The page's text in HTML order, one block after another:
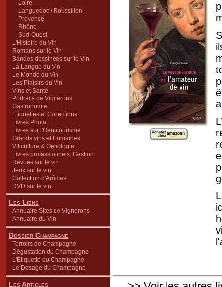
Loire
Languedoc / Roussillon
Provence
Rhône
Sud-Ouest
L'Histoire du Vin
Romans sur le Vin
Bandes dessinées sur le Vin
La Langue du Vin
Le Monde du Vin
Les Plaisirs du Vin
Vins et Santé
Portraits de Vignerons
Gastronomie
Etiquettes et Collections
Livres Photo
Livres sur l'Oenotourisme
Grands vins et Domaines
Viticulture & Oenologie
Livres professionnels: Gestion
Revues sur le vin
Jeux sur le vin
Collection d'Arômes
DVD sur le vin
Les Liens
Annuaire Sites de Vignerons
Annuaire du Vin
Dossier Champagne
Terroirs de Champagne
Dégustation du Champagne
L'Étiquette du Champagne
Le Dosage du Champagne
Les Articles